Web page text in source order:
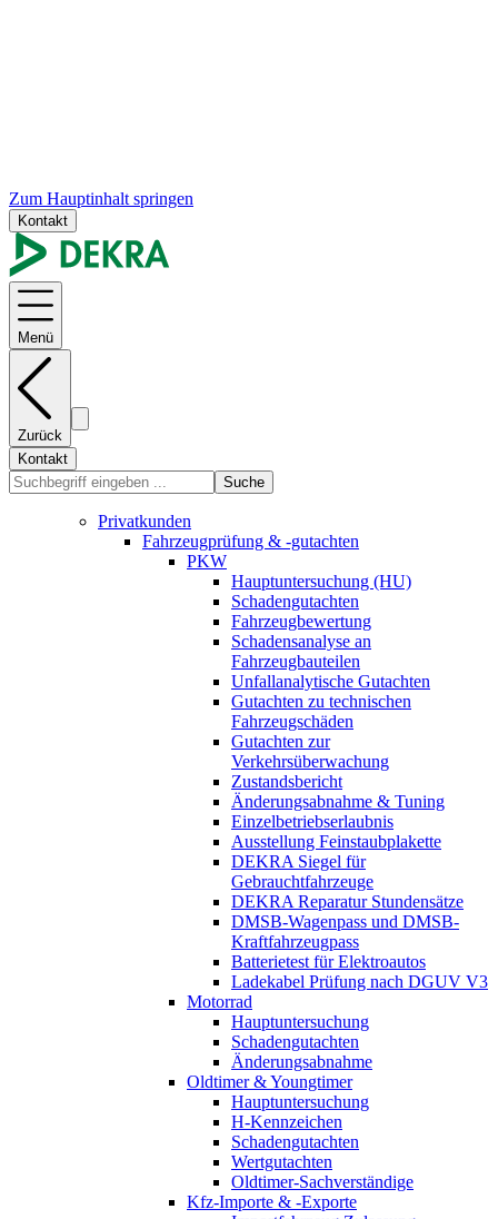
Zum Hauptinhalt springen
Kontakt
Menü
Zurück
Kontakt
Suche
Privatkunden
Fahrzeugprüfung & -gutachten
PKW
Hauptuntersuchung (HU)
Schadengutachten
Fahrzeugbewertung
Schadensanalyse an
Fahrzeugbauteilen
Unfallanalytische Gutachten
Gutachten zu technischen
Fahrzeugschäden
Gutachten zur
Verkehrsüberwachung
Zustandsbericht
Änderungsabnahme & Tuning
Einzelbetriebserlaubnis
Ausstellung Feinstaubplakette
DEKRA Siegel für
Gebrauchtfahrzeuge
DEKRA Reparatur Stundensätze
DMSB-Wagenpass und DMSB-
Kraftfahrzeugpass
Batterietest für Elektroautos
Ladekabel Prüfung nach DGUV V3
Motorrad
Hauptuntersuchung
Schadengutachten
Änderungsabnahme
Oldtimer & Youngtimer
Hauptuntersuchung
H-Kennzeichen
Schadengutachten
Wertgutachten
Oldtimer-Sachverständige
Kfz-Importe & -Exporte